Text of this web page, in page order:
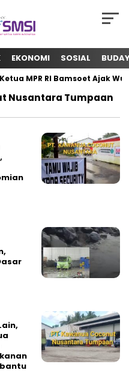
EKONOMI SOSIAL
MPR RI Bamsoet Ajak
Nusantara Tumpaan